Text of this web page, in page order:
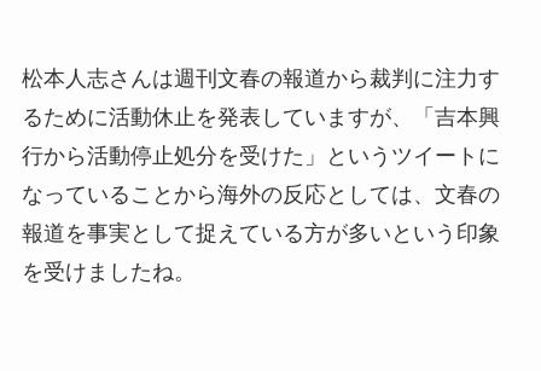
松本人志さんは週刊文春の報道から裁判に注力す
るために活動休止を発表していますが、「吉本興
行から活動停止処分を受けた」というツイートに
なっていることから海外の反応としては、文春の
報道を事実として捉えている方が多いという印象
を受けましたね。